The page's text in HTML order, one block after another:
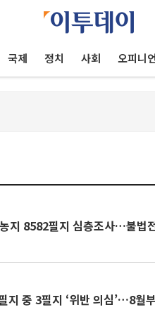
국제 정치 사회 오피니언
지 8582필지 심층조사…불법
지 중 3필지 ‘위반 의심’…8월